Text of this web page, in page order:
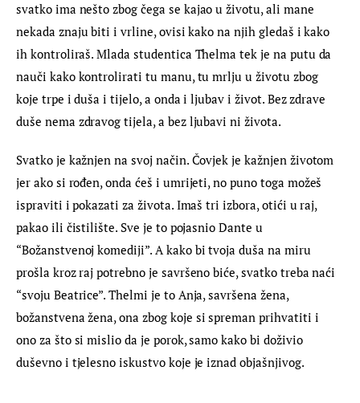
svatko ima nešto zbog čega se kajao u životu, ali mane
nekada znaju biti i vrline, ovisi kako na njih gledaš i kako
ih kontroliraš. Mlada studentica Thelma tek je na putu da
nauči kako kontrolirati tu manu, tu mrlju u životu zbog
koje trpe i duša i tijelo, a onda i ljubav i život. Bez zdrave
duše nema zdravog tijela, a bez ljubavi ni života.
Svatko je kažnjen na svoj način. Čovjek je kažnjen životom
jer ako si rođen, onda ćeš i umrijeti, no puno toga možeš
ispraviti i pokazati za života. Imaš tri izbora, otići u raj,
pakao ili čistilište. Sve je to pojasnio Dante u
“Božanstvenoj komediji”. A kako bi tvoja duša na miru
prošla kroz raj potrebno je savršeno biće, svatko treba naći
“svoju Beatrice”. Thelmi je to Anja, savršena žena,
božanstvena žena, ona zbog koje si spreman prihvatiti i
ono za što si mislio da je porok, samo kako bi doživio
duševno i tjelesno iskustvo koje je iznad objašnjivog.